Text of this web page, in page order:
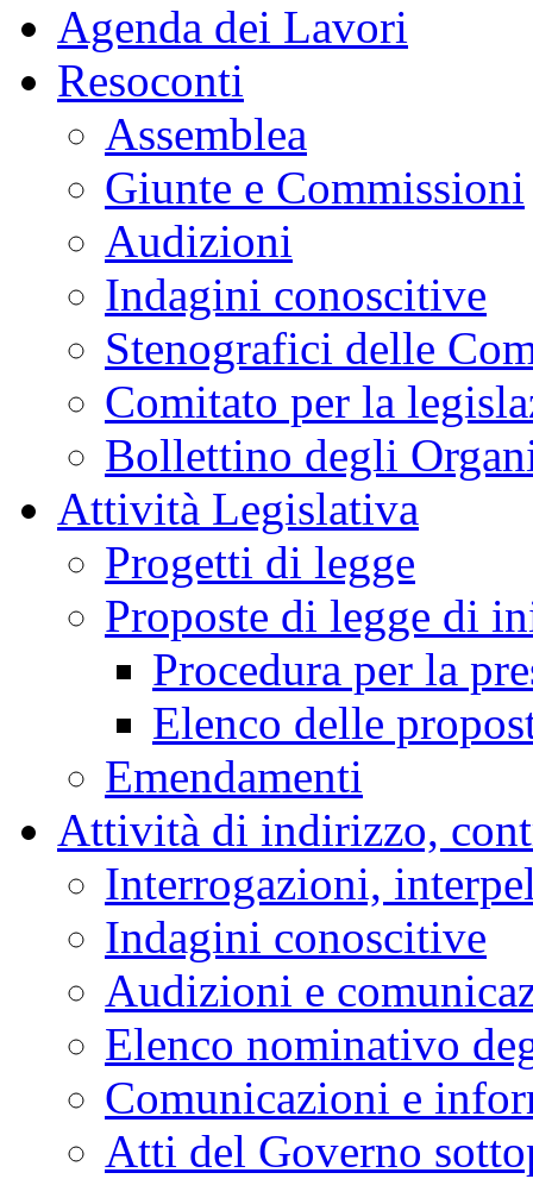
Agenda dei Lavori
Resoconti
Assemblea
Giunte e Commissioni
Audizioni
Indagini conoscitive
Stenografici delle
Comitato per la
Bollettino degli
Attività Legislativa
Progetti di legge
Proposte di legge di
Procedura per la
Elenco delle
Emendamenti
Attività di indirizzo,
Interrogazioni,
Indagini conoscitive
Audizioni e
Elenco nominativo
Comunicazioni e
Atti del Governo